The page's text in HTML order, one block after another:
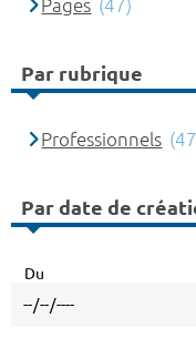
Pages (47)
Par rubrique
Professionnels
Par date de
Du